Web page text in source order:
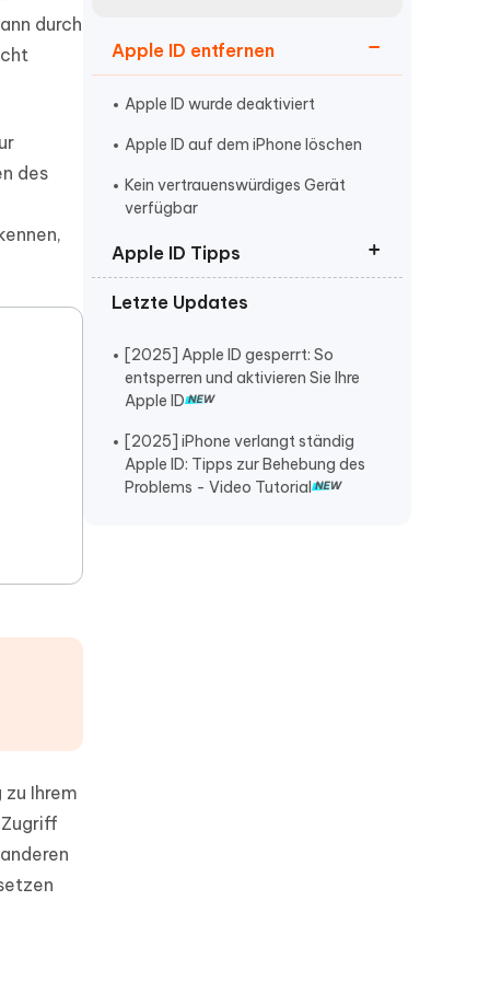
Starten
Apple ID entfernen
Apple ID wurde deaktiviert
Apple ID auf dem iPhone löschen
Kein vertrauenswürdiges Gerät
verfügbar
Apple ID Tipps
Apple ID abmelden geht nicht
Apple ID grau hinterlegt
Apple ID kann nicht erstellt werden
Letzte Updates
[2025] Apple ID gesperrt: So
entsperren und aktivieren Sie Ihre
Apple ID
[2025] iPhone verlangt ständig
Apple ID: Tipps zur Behebung des
Problems - Video Tutorial
durch
des
Ihrem